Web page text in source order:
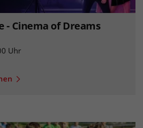
- Cinema of Dreams
Uhr